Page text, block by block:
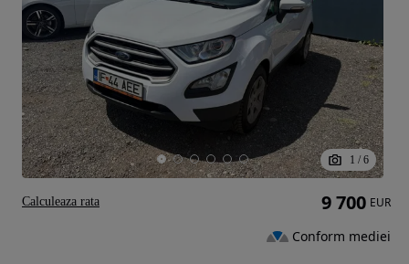
1 / 6
9 700 EUR
Conform mediei
Calculeaza rata